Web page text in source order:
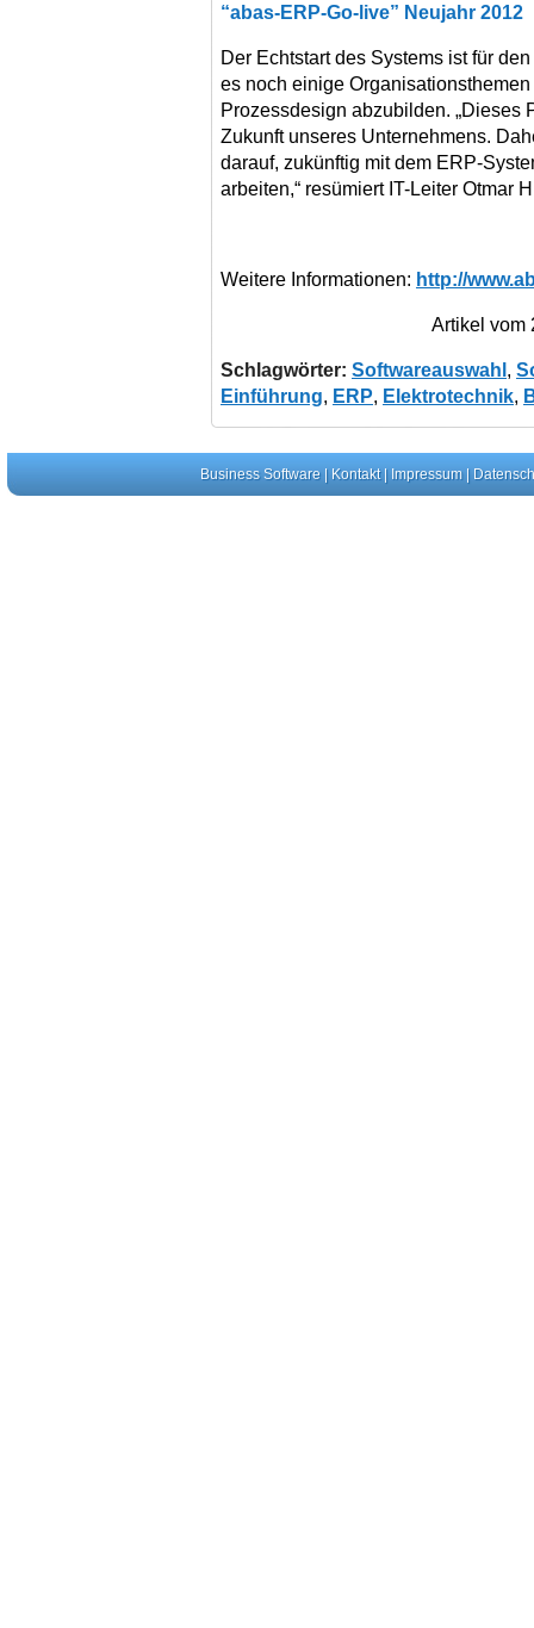
“abas-ERP-Go-live” Neujahr 2012
Der Echtstart des Systems ist für
es noch einige
Prozessdesign abzubilden. „Dieses
Zukunft unseres Unternehmens.
darauf, zukünftig mit dem ERP-
arbeiten,“ resümiert IT-Leiter Otmar
Weitere Informationen: http://
Artikel vom
Schlagwörter: Softwareauswahl ,
Einführung, ERP, Elektrotechnik,
Business Software| Kontakt| Impressum|